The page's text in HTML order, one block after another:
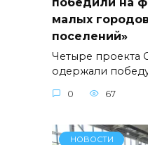
малых
поселений»
Четыре проекта
одержали
0 67
НОВОСТИ